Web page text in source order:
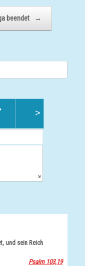
beendet →
>
und sein Reich
Psalm 103,19